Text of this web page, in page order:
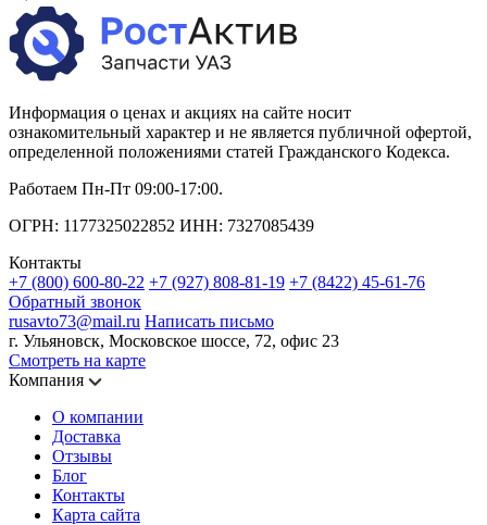
Информация о ценах и акциях на сайте носит
ознакомительный характер и не является публичной офертой,
определенной положениями статей Гражданского Кодекса.
Работаем Пн-Пт 09:00-17:00.
ОГРН: 1177325022852 ИНН: 7327085439
Контакты
+7 (800) 600-80-22 +7 (927) 808-81-19 +7 (8422) 45-61-76
Обратный звонок
rusavto73@mail.ru Написать письмо
г. Ульяновск, Московское шоссе, 72, офис 23
Смотреть на карте
Компания
О компании
Доставка
Отзывы
Блог
Контакты
Карта сайта